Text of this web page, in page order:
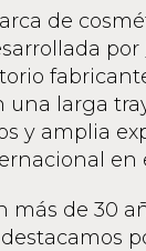
de
por
una larga
y amplia
en
más de 30